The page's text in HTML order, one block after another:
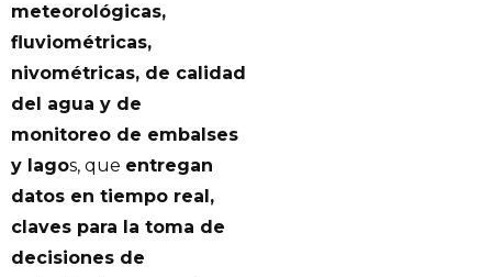
meteorológicas,
fluviométricas,
nivométricas, de calidad
del agua y de
monitoreo de embalses
y lagos, que entregan
datos en tiempo real,
claves para la toma de
decisiones de